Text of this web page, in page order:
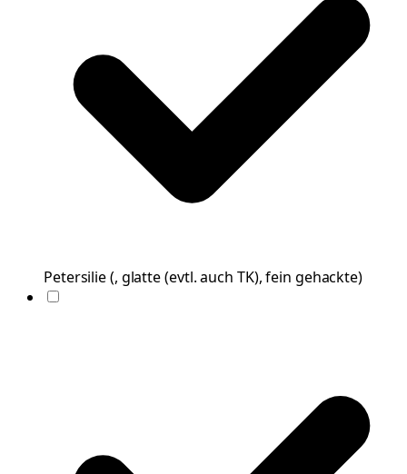
Petersilie(, glatte (evtl. auch TK), fein gehackte)